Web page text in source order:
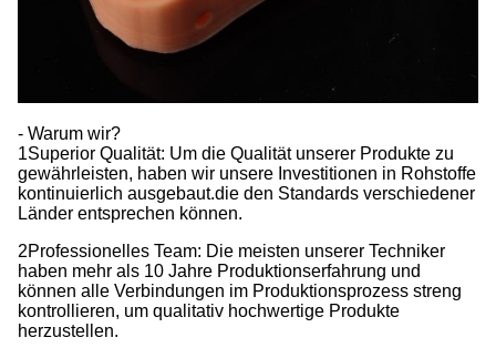
- Warum wir?
1Superior Qualität: Um die Qualität unserer Produkte zu
gewährleisten, haben wir unsere Investitionen in Rohstoffe
kontinuierlich ausgebaut.die den Standards verschiedener
Länder entsprechen können.
2Professionelles Team: Die meisten unserer Techniker
haben mehr als 10 Jahre Produktionserfahrung und
können alle Verbindungen im Produktionsprozess streng
kontrollieren, um qualitativ hochwertige Produkte
herzustellen.